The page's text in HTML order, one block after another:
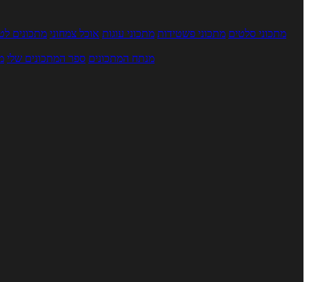
מתכוני סלטים מתכוני פשטידות מתכוני עוגות אוכל צמחוני מתכונים
מנתח המתכונים ספר המתכונים שלי